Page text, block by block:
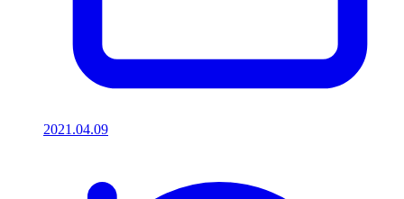
2021.04.09